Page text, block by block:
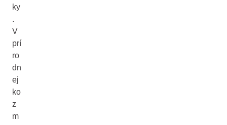
ky
.
V
prí
ro
dn
ej
ko
z
m